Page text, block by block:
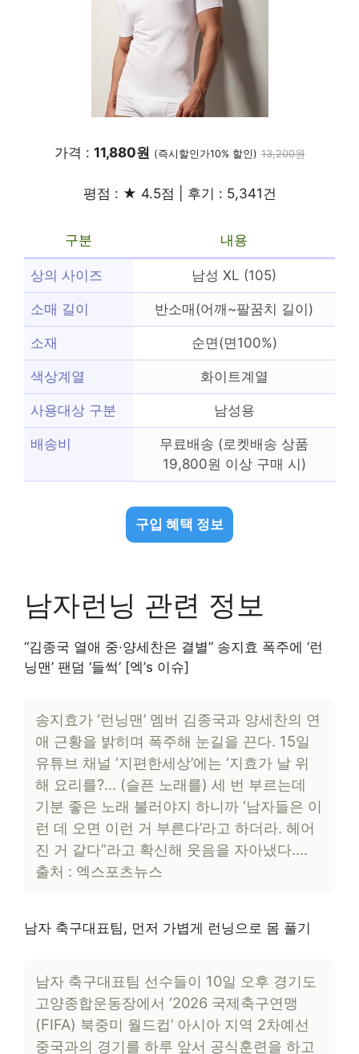
가격 : 11,880원 (즉시할인가10% 할인) 13,200원
평점 : ★ 4.5점 | 후기 : 5,341건
구분 내용
상의 사이즈 남성 XL (105)
소매 길이 반소매(어깨~팔꿈치 길이)
소재 순면(면100%)
색상계열 화이트계열
사용대상 구분 남성용
배송비
무료배송 (로켓배송 상품
19,800원 이상 구매 시)
구입 혜택 정보
남자런닝 관련 정보
“김종국 열애 중·양세찬은 결별” 송지효 폭주에 ‘런
닝맨’ 팬덤 ‘들썩’ [엑’s 이슈]
송지효가 ‘런닝맨’ 멤버 김종국과 양세찬의 연
애 근황을 밝히며 폭주해 눈길을 끈다. 15일
유튜브 채널 ‘지편한세상’에는 ‘지효가 날 위
해 요리를?… (슬픈 노래를) 세 번 부르는데
기분 좋은 노래 불러야지 하니까 ‘남자들은 이
런 데 오면 이런 거 부른다’라고 하더라. 헤어
진 거 같다”라고 확신해 웃음을 자아냈다….
출처 : 엑스포츠뉴스
남자 축구대표팀, 먼저 가볍게 런닝으로 몸 풀기
남자 축구대표팀 선수들이 10일 오후 경기도
고양종합운동장에서 ‘2026 국제축구연맹
(FIFA) 북중미 월드컵’ 아시아 지역 2차예선
중국과의 경기를 하루 앞서 공식훈련을 하고